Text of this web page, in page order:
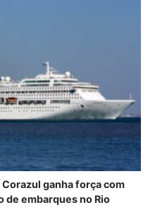
ganha força com
de embarques no Rio